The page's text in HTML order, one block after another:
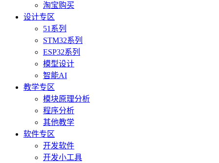
淘宝购买
设计专区
51系列
STM32系列
ESP32系列
模型设计
智能AI
教学专区
模块原理分析
程序分析
其他教学
软件专区
开发软件
开发小工具